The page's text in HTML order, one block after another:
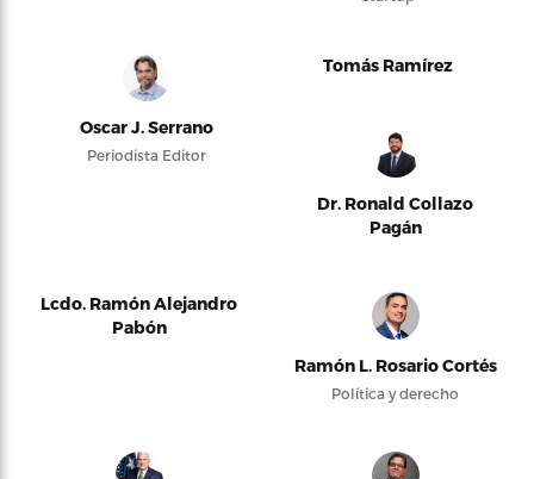
Oscar J. Serrano
Periodista Editor
Tomás Ramírez
Dr. Ronald Collazo
Pagán
Lcdo. Ramón Alejandro
Pabón
Ramón L. Rosario Cortés
Política y derecho